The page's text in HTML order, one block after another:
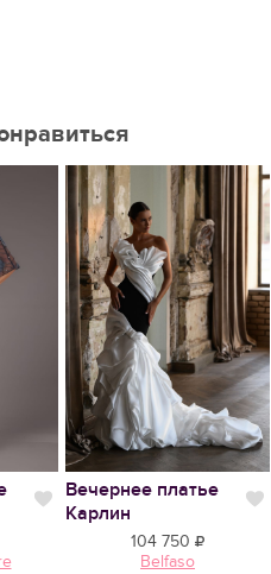
Нравится
Вечернее платье
Карлин
104 750
Belfaso